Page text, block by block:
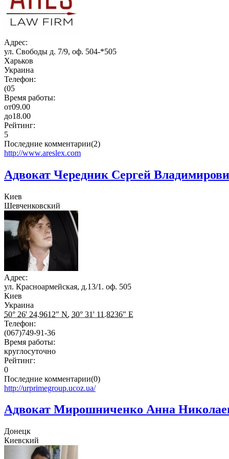
Адрес:
ул. Свободы д. 7/9, оф. 504-*505
Харьков
Украина
Телефон:
(05
Время работы:
от09.00
до18.00
Рейтинг:
5
Последние комментарии(2)
http://www.areslex.com
Адвокат Чередник Сергей
Киев
Шевченковский
Адрес:
ул. Красноармейская, д.13/1. оф. 505
Киев
Украина
50° 26' 24.9612" N, 30° 31' 11.8236" E
Телефон:
(067)749-91-36
Время работы:
круглосуточно
Рейтинг:
0
Последние комментарии(0)
http://urprimegroup.ucoz.ua/
Адвокат Мирошниченко Анна
Донецк
Киевский